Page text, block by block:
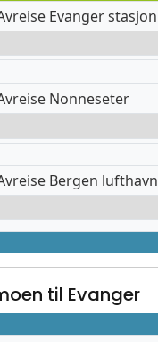
Evanger stasjon
Nonneseter
Bergen lufthavn
til Evanger